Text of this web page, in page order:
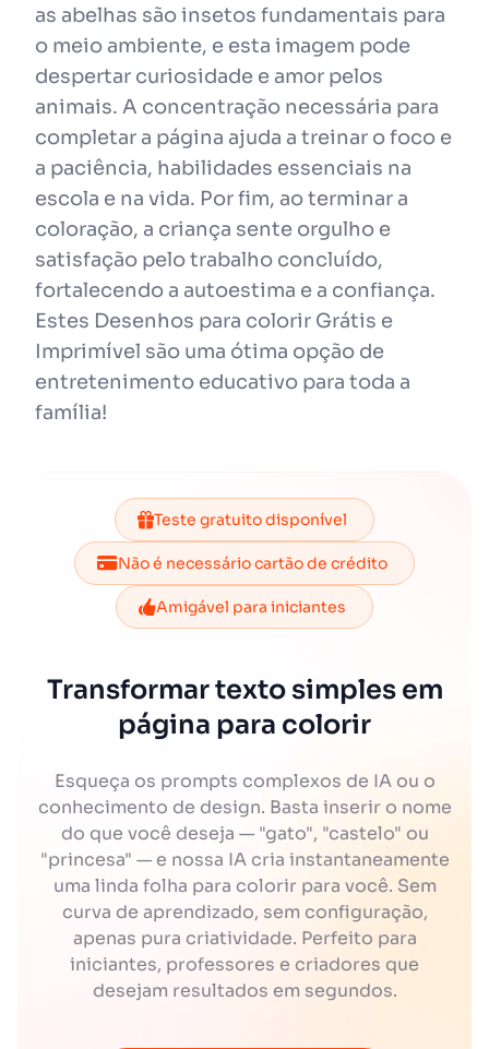
as abelhas são insetos fundamentais para
o meio ambiente, e esta imagem pode
despertar curiosidade e amor pelos
animais. A concentração necessária para
completar a página ajuda a treinar o foco e
a paciência, habilidades essenciais na
escola e na vida. Por fim, ao terminar a
coloração, a criança sente orgulho e
satisfação pelo trabalho concluído,
fortalecendo a autoestima e a confiança.
Estes Desenhos para colorir Grátis e
Imprimível são uma ótima opção de
entretenimento educativo para toda a
família!
Teste gratuito disponível
Não é necessário cartão de crédito
Amigável para iniciantes
Transformar texto simples em
página para colorir
Esqueça os prompts complexos de IA ou o
conhecimento de design. Basta inserir o nome
do que você deseja — "gato", "castelo" ou
"princesa" — e nossa IA cria instantaneamente
uma linda folha para colorir para você. Sem
curva de aprendizado, sem configuração,
apenas pura criatividade. Perfeito para
iniciantes, professores e criadores que
desejam resultados em segundos.